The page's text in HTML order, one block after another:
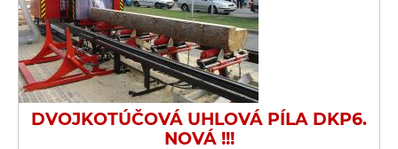
DVOJKOTÚČOVÁ UHLOVÁ PÍLA DKP6.
NOVÁ !!!